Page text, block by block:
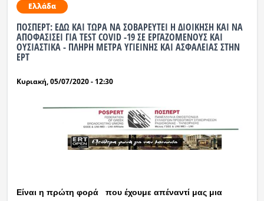
Ελλάδα
ΠΟΣΠΕΡΤ: ΕΔΩ ΚΑΙ ΤΩΡΑ ΝΑ ΣΟΒΑΡΕΥΤΕΙ Η ΔΙΟΙΚΗΣΗ ΚΑΙ ΝΑ
ΑΠΟΦΑΣΙΣΕΙ ΓΙΑ TEST COVID -19 ΣΕ ΕΡΓΑΖΟΜΕΝΟΥΣ ΚΑΙ
ΟΥΣΙΑΣΤΙΚΑ - ΠΛΗΡΗ ΜΕΤΡΑ ΥΓΙΕΙΝΗΣ ΚΑΙ ΑΣΦΑΛΕΙΑΣ ΣΤΗΝ
ΕΡΤ
Κυριακή, 05/07/2020 - 12:30
Είναι η πρώτη φορά που έχουμε απέναντί μας μια